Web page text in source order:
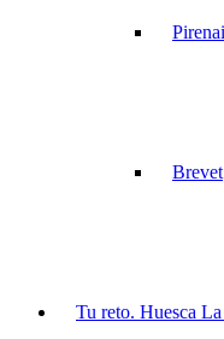
Brevet
Tu reto. Huesca